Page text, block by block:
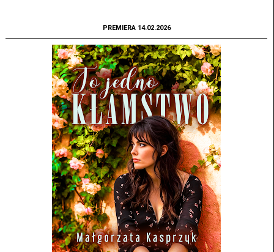
PREMIERA 14.02.2026